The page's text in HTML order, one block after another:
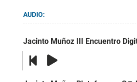
AUDIO:
Jacinto Muñoz III Encuentro